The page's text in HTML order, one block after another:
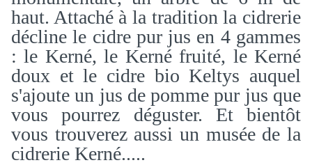
haut. Attaché à la tradition la cidrerie
décline le cidre pur jus en 4 gammes
: le Kerné, le Kerné fruité, le Kerné
doux et le cidre bio Keltys auquel
s'ajoute un jus de pomme pur jus que
vous pourrez déguster. Et bientôt
vous trouverez aussi un musée de la
cidrerie Kerné.....